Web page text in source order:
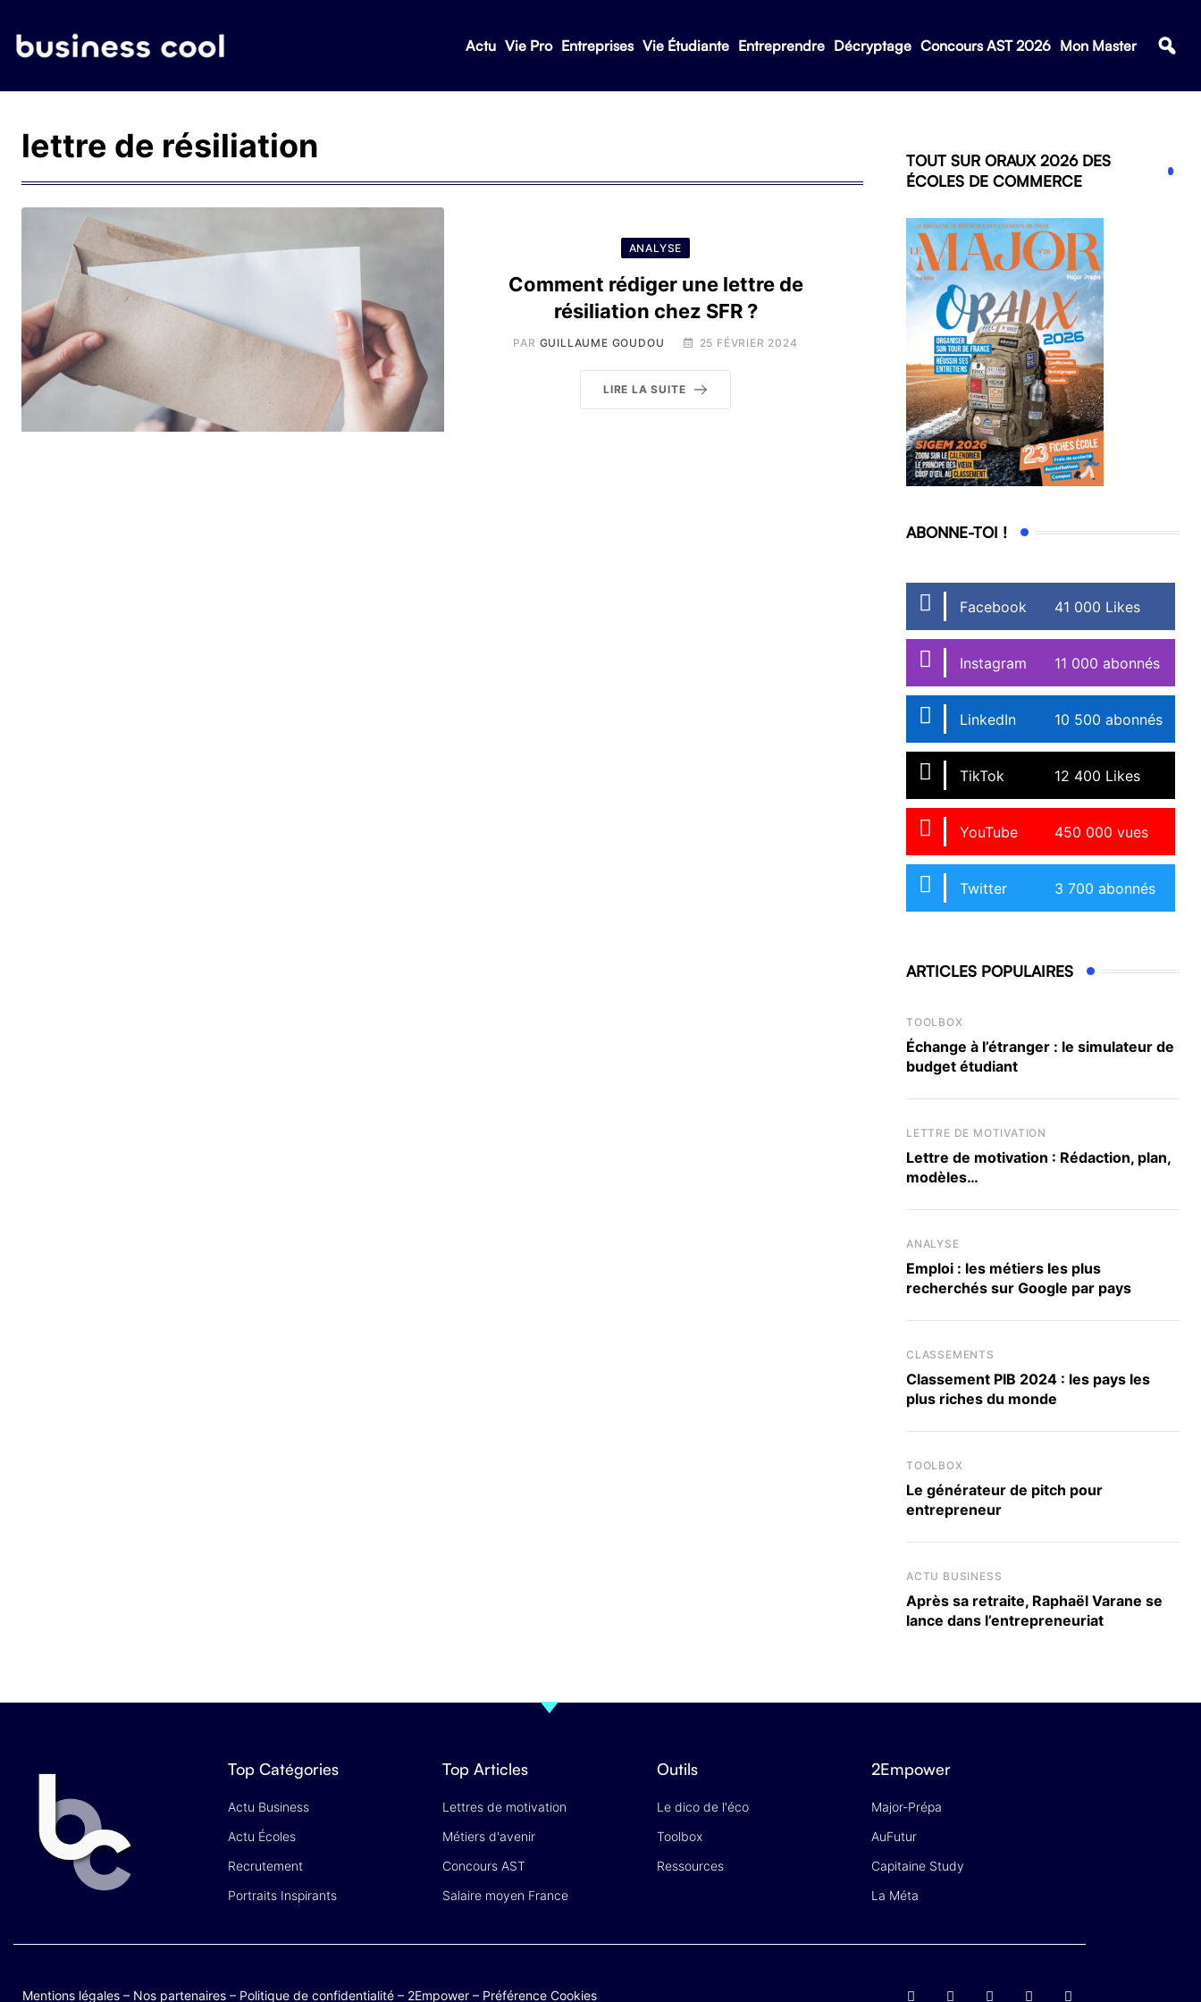
Actu Vie Pro Entreprises Vie Étudiante Entreprendre Décryptage Concours AST 2026 Mon Master
lettre de résiliation
ANALYSE
Comment rédiger une lettre de
résiliation chez SFR ?
PAR GUILLAUME GOUDOU 25 FÉVRIER 2024
LIRE LA SUITE
TOUT SUR ORAUX 2026 DES
ÉCOLES DE COMMERCE
ABONNE-TOI !
Facebook 41 000 Likes
Instagram 11 000 abonnés
LinkedIn 10 500 abonnés
TikTok 12 400 Likes
YouTube 450 000 vues
Twitter 3 700 abonnés
ARTICLES POPULAIRES
TOOLBOX
Échange à l’étranger : le simulateur de
budget étudiant
LETTRE DE MOTIVATION
Lettre de motivation : Rédaction, plan,
modèles…
ANALYSE
Emploi : les métiers les plus
recherchés sur Google par pays
CLASSEMENTS
Classement PIB 2024 : les pays les
plus riches du monde
TOOLBOX
Le générateur de pitch pour
entrepreneur
ACTU BUSINESS
Après sa retraite, Raphaël Varane se
lance dans l’entrepreneuriat
Top Catégories
Actu Business
Actu Écoles
Recrutement
Portraits Inspirants
Top Articles
Lettres de motivation
Métiers d'avenir
Concours AST
Salaire moyen France
Outils
Le dico de l'éco
Toolbox
Ressources
2Empower
Major-Prépa
AuFutur
Capitaine Study
La Méta
Mentions légales – Nos partenaires – Politique de confidentialité – 2Empower – Préférence Cookies